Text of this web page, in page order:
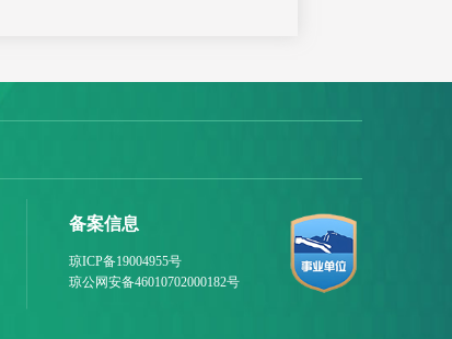
备案信息
琼ICP备19004955号
琼公网安备46010702000182号